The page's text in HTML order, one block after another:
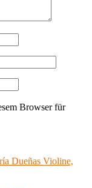
Browser für
Dueñas Violine,